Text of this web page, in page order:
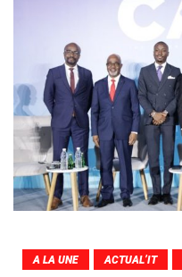
A LA UNE ACTUAL’IT